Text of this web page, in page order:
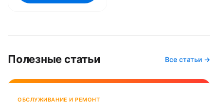
Полезные статьи Все статьи →
ОБСЛУЖИВАНИЕ И РЕМОНТ